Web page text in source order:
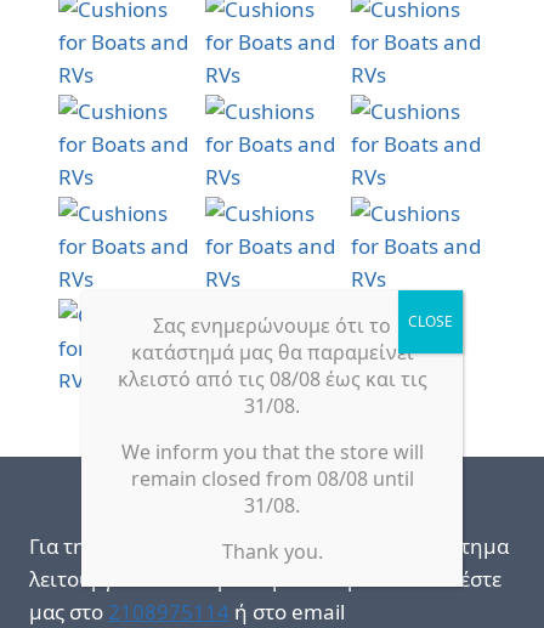
Για την καλύτερη εξυπηρέτησή σας, το κατάστημα
λειτουργεί κατόπιν ραντεβού! Παρακαλώ καλέστε
μας στο 2108975114 ή στο email
Σας ενημερώνουμε ότι το
κατάστημά μας θα παραμείνει
κλειστό από τις 08/08 έως και τις
31/08.
We inform you that the store will
remain closed from 08/08 until
31/08.
Thank you.